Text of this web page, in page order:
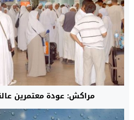
مراكش: عودة معتمرين